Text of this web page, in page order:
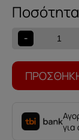
-
Μαξιλάρι
Υφασμάτινο
Ocean/Gold
ποσότητα
για